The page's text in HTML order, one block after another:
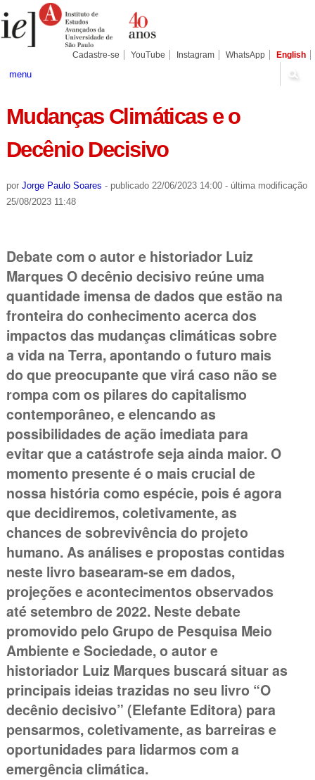
para
conteúdo.
Pessoais
Cadastre-se YouTube Instagram WhatsApp English
menu
Mudanças Climáticas e o
Decênio Decisivo
por Jorge Paulo Soares - publicado22/06/2023 14:00 - última modificação
25/08/2023 11:48
Debate com o autor e historiador Luiz
Marques O decênio decisivo reúne uma
quantidade imensa de dados que estão na
fronteira do conhecimento acerca dos
impactos das mudanças climáticas sobre
a vida na Terra, apontando o futuro mais
do que preocupante que virá caso não se
rompa com os pilares do capitalismo
contemporâneo, e elencando as
possibilidades de ação imediata para
evitar que a catástrofe seja ainda maior. O
momento presente é o mais crucial de
nossa história como espécie, pois é agora
que decidiremos, coletivamente, as
chances de sobrevivência do projeto
humano. As análises e propostas contidas
neste livro basearam-se em dados,
projeções e acontecimentos observados
até setembro de 2022. Neste debate
promovido pelo Grupo de Pesquisa Meio
Ambiente e Sociedade, o autor e
historiador Luiz Marques buscará situar as
principais ideias trazidas no seu livro “O
decênio decisivo” (Elefante Editora) para
pensarmos, coletivamente, as barreiras e
oportunidades para lidarmos com a
emergência climática.